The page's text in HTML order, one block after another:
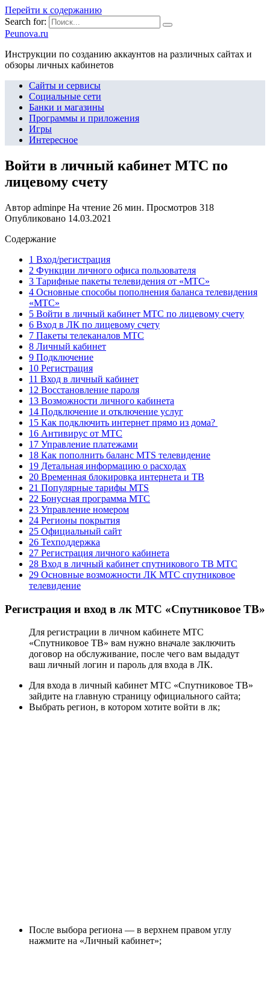
Перейти к содержанию
Search for:
Peunova.ru
Инструкции по созданию аккаунтов на различных сайтах и
обзоры личных кабинетов
Сайты и сервисы
Социальные сети
Банки и магазины
Программы и приложения
Игры
Интересное
Войти в личный кабинет МТС по
лицевому счету
Автор adminpe На чтение 26 мин. Просмотров 318
Опубликовано 14.03.2021
Содержание
1 Вход/регистрация
2 Функции личного офиса пользователя
3 Тарифные пакеты телевидения от «МТС»
4 Основные способы пополнения баланса телевидения
«МТС»
5 Войти в личный кабинет МТС по лицевому счету
6 Вход в ЛК по лицевому счету
7 Пакеты телеканалов МТС
8 Личный кабинет
9 Подключение
10 Регистрация
11 Вход в личный кабинет
12 Восстановление пароля
13 Возможности личного кабинета
14 Подключение и отключение услуг
15 Как подключить интернет прямо из дома?
16 Антивирус от МТС
17 Управление платежами
18 Как пополнить баланс MTS телевидение
19 Детальная информацию о расходах
20 Временная блокировка интернета и ТВ
21 Популярные тарифы MTS
22 Бонусная программа МТС
23 Управление номером
24 Регионы покрытия
25 Официальный сайт
26 Техподдержка
27 Регистрация личного кабинета
28 Вход в личный кабинет спутникового ТВ МТС
29 Основные возможности ЛК МТС спутниковое
телевидение
Регистрация и вход в лк МТС «Спутниковое ТВ»
Для регистрации в личном кабинете МТС
«Спутниковое ТВ» вам нужно вначале заключить
договор на обслуживание, после чего вам выдадут
ваш личный логин и пароль для входа в ЛК.
Для входа в личный кабинет МТС «Спутниковое ТВ»
зайдите на главную страницу официального сайта;
Выбрать регион, в котором хотите войти в лк;
После выбора региона — в верхнем правом углу
нажмите на «Личный кабинет»;